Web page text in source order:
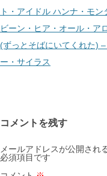
ナ
ビ
ゲ
ー
ト・アイドル ハンナ・モン
ビーン・ヒア・オール・ア
(ずっとそばにいてくれた) –
ー・サイラス
コメントを残す
メールアドレスが公開され
必須項目です